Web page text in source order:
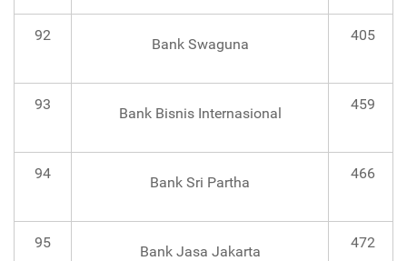
92
Bank Swaguna
405
93
Bank Bisnis Internasional
459
94
Bank Sri Partha
466
95
Bank Jasa Jakarta
472